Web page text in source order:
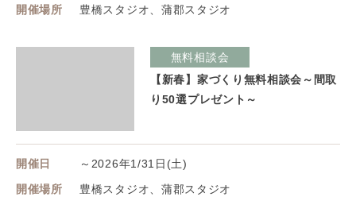
開催場所
豊橋スタジオ、蒲郡スタジオ
無料相談会
【新春】家づくり無料相談会～間取
り50選プレゼント～
開催日
～2026年1/31日(土)
開催場所
豊橋スタジオ、蒲郡スタジオ